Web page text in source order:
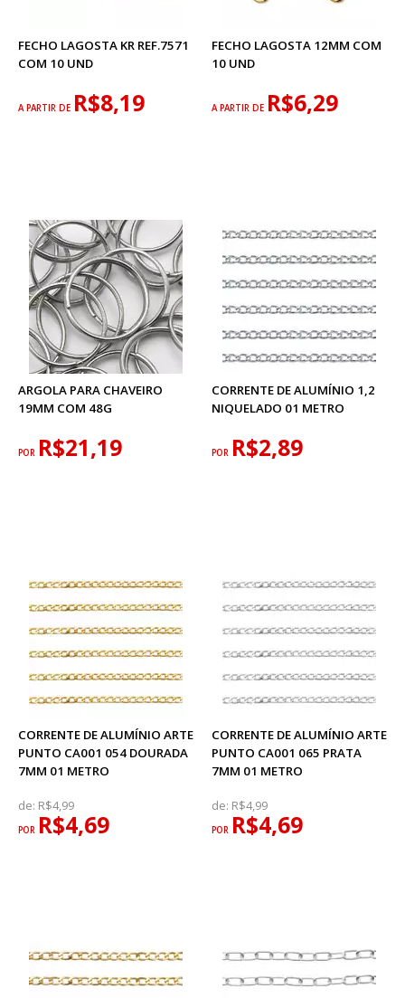
FECHO LAGOSTA KR REF.7571
COM 10 UND
A PARTIR DE R$8,19
FECHO LAGOSTA 12MM COM
10 UND
A PARTIR DE R$6,29
ARGOLA PARA CHAVEIRO
19MM COM 48G
POR R$21,19
CORRENTE DE ALUMÍNIO 1,2
NIQUELADO 01 METRO
POR R$2,89
CORRENTE DE ALUMÍNIO ARTE
PUNTO CA001 054 DOURADA
7MM 01 METRO
de: R$4,99
POR R$4,69
CORRENTE DE ALUMÍNIO ARTE
PUNTO CA001 065 PRATA
7MM 01 METRO
de: R$4,99
POR R$4,69